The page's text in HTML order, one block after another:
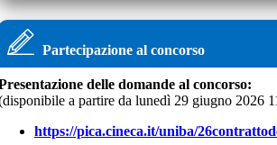
Partecipazione al concorso
delle domande al concorso:
a partire da lunedì 29 giugno 2026
https://pica.cineca.it/uniba/